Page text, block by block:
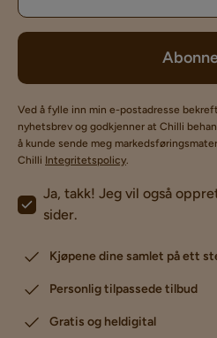
Ved å fylle inn min e-postadresse
nyhetsbrev og godkjenner at Chilli
å kunde sende meg
Chilli Integritetspolicy.
Ja, takk! Jeg vil også
sider.
Kjøpene dine samlet på ett
Personlig tilpassede tilbud
Gratis og heldigital